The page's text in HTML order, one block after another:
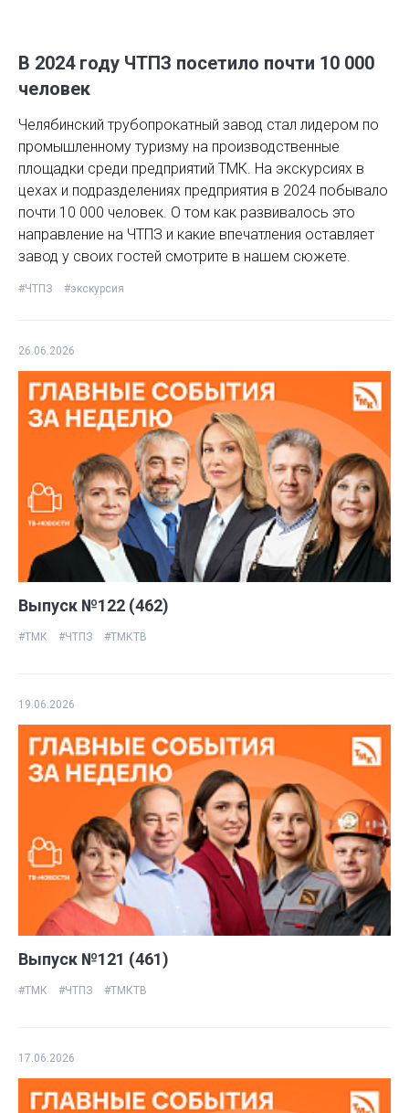
В 2024 году ЧТПЗ посетило почти 10 000
человек
Челябинский трубопрокатный завод стал лидером по
промышленному туризму на производственные
площадки среди предприятий ТМК. На экскурсиях в
цехах и подразделениях предприятия в 2024 побывало
почти 10 000 человек. О том как развивалось это
направление на ЧТПЗ и какие впечатления оставляет
завод у своих гостей смотрите в нашем сюжете.
#ЧТПЗ #экскурсия
26.06.2026
Выпуск №122 (462)
#ТМК #ЧТПЗ #ТМКТВ
19.06.2026
Выпуск №121 (461)
#ТМК #ЧТПЗ #ТМКТВ
17.06.2026